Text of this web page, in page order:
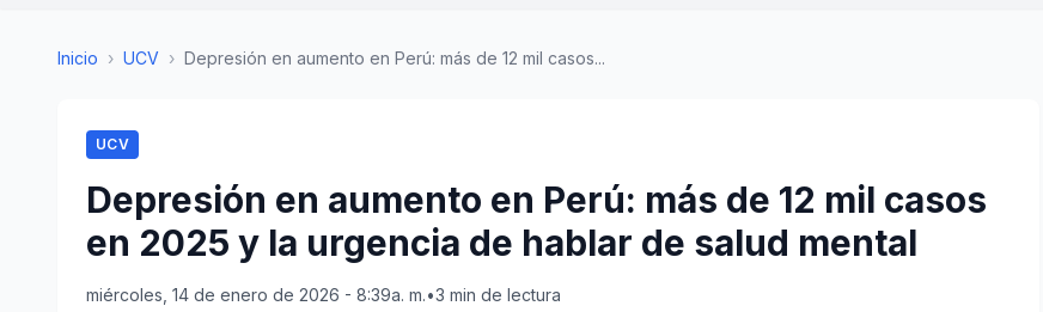
Inicio › UCV › Depresión en aumento en Perú: más de 12 mil casos...
UCV
Depresión en aumento en Perú: más de 12 mil casos
en 2025 y la urgencia de hablar de salud mental
miércoles, 14 de enero de 2026 - 8:39a. m.•3 min de lectura